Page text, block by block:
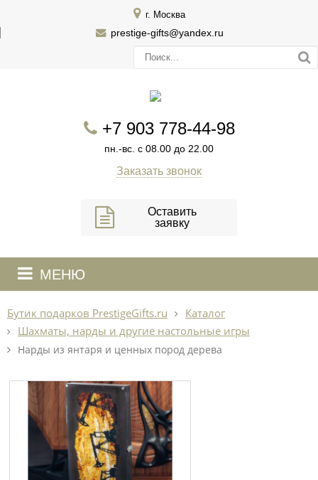
г. Москва
prestige-gifts@yandex.ru
+7 903 778-44-98
пн.-вс. с 08.00 до 22.00
Заказать звонок
Оставить
заявку
МЕНЮ
Бутик подарков PrestigeGifts.ru
Каталог
Шахматы, нарды и другие настольные игры
Нарды из янтаря и ценных пород дерева